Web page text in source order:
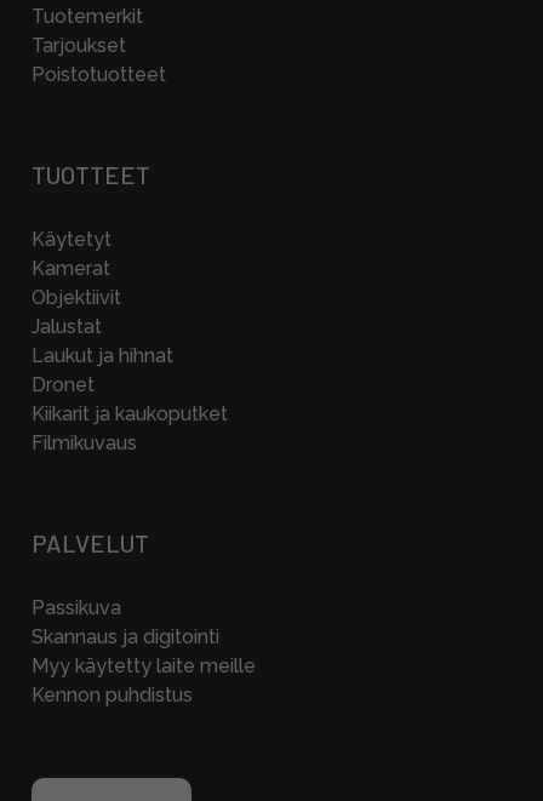
Tuotemerkit
Tarjoukset
Poistotuotteet
TUOTTEET
Käytetyt
Kamerat
Objektiivit
Jalustat
Laukut ja hihnat
Dronet
Kiikarit ja kaukoputket
Filmikuvaus
PALVELUT
Passikuva
Skannaus ja digitointi
Myy käytetty laite meille
Kennon puhdistus